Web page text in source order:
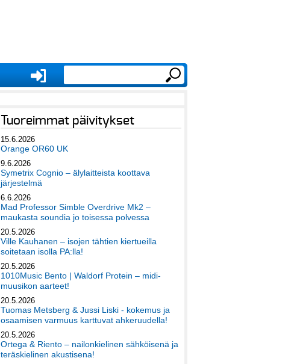
Tuoreimmat päivitykset
15.6.2026
Orange OR60 UK
9.6.2026
Symetrix Cognio – älylaitteista koottava
järjestelmä
6.6.2026
Mad Professor Simble Overdrive Mk2 –
maukasta soundia jo toisessa polvessa
20.5.2026
Ville Kauhanen – isojen tähtien kiertueilla
soitetaan isolla PA:lla!
20.5.2026
1010Music Bento | Waldorf Protein – midi-
muusikon aarteet!
20.5.2026
Tuomas Metsberg & Jussi Liski - kokemus ja
osaamisen varmuus karttuvat ahkeruudella!
20.5.2026
Ortega & Riento – nailonkielinen sähköisenä ja
teräskielinen akustisena!